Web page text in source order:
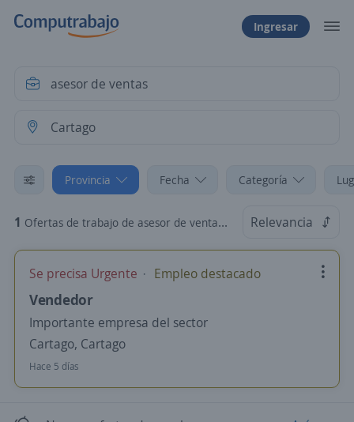
Ingresar
Provincia Fecha Categoría
1 Ofertas de trabajo de asesor de ventas en Cartago, Cartago Relevancia
Se precisa Urgente Empleo destacado
Vendedor
Importante empresa del sector
Cartago, Cartago
Hace 5 días